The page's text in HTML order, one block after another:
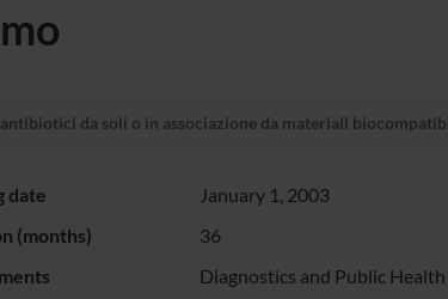
da soli o in associazione da materiali
date
January 1, 2003
(months)
36
Diagnostics and Public Health